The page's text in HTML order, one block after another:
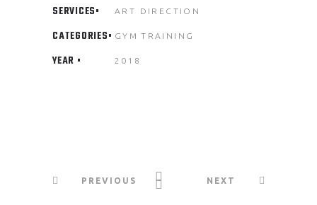
SERVICES ART DIRECTION
CATEGORIES GYM TRAINING
YEAR 2018
PREVIOUS NEXT